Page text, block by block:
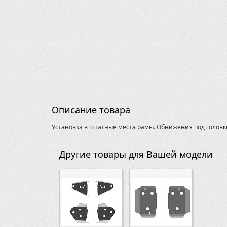
Описание товара
Установка в штатные места рамы. Обнижения под
Другие товары для Вашей модели